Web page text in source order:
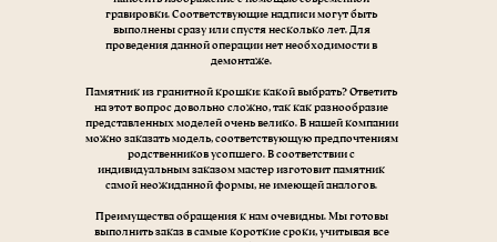
гравировки. Соответствующие надписи могут быть
выполнены сразу или спустя несколько лет. Для
проведения данной операции нет необходимости в
демонтаже.
Памятник из гранитной крошки: какой выбрать? Ответить
на этот вопрос довольно сложно, так как разнообразие
представленных моделей очень велико. В нашей компании
можно заказать модель, соответствующую предпочтениям
родственников усопшего. В соответствии с
индивидуальным заказом мастер изготовит памятник
самой неожиданной формы, не имеющей аналогов.
Преимущества обращения к нам очевидны. Мы готовы
выполнить заказ в самые короткие сроки, учитывая все